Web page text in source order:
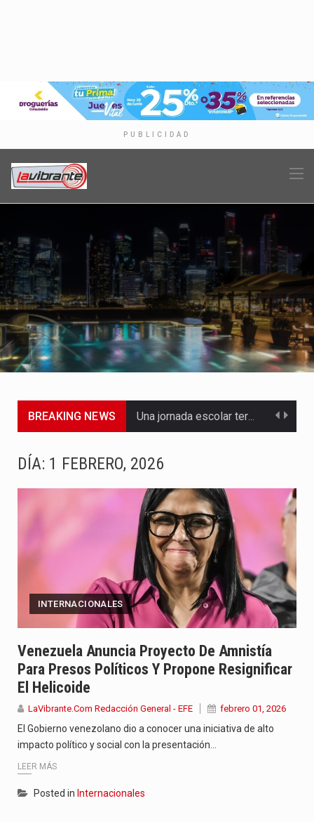
PUBLICIDAD
BREAKING NEWS Una jornada escolar terminó en tragedia este viernes 7 de…
Con una salva de 21 cañonazos se cumplieron los honores…
El presidente electo Abelardo de la Espriella aseguró que durante…
Con el inicio del gobierno de Abelardo de la Espriella,…
Abelardo de la Espriella comenzó su Gobierno con uno de…
Las autoridades sanitarias de Francia y España mantienen bajo vigilancia…
DÍA: 1 FEBRERO, 2026
INTERNACIONALES
Venezuela Anuncia Proyecto De Amnistía
Para Presos Políticos Y Propone Resignificar
El Helicoide
LaVibrante.Com Redacción General - EFE febrero 01, 2026
El Gobierno venezolano dio a conocer una iniciativa de alto
impacto político y social con la presentación…
LEER MÁS
Posted in Internacionales